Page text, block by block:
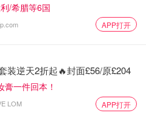
/希腊等6国
APP打开
装逆天2折起🔥封面£56/原£204
一件回本！
LOM APP打开